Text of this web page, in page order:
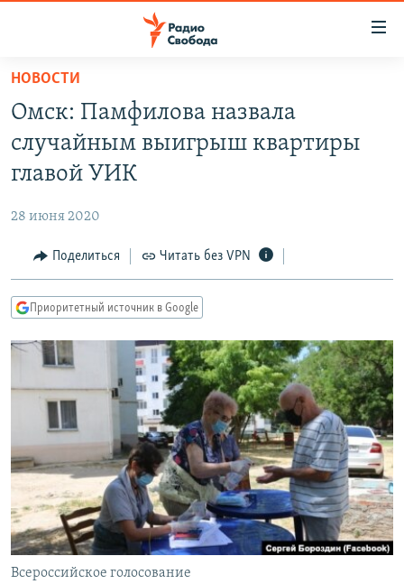
упрощенного
доступа
основному
Вернутся
Вернутся
поиску
АВТОРСКИЕ ПРОЕКТЫ
МНЕНИЯ
КУЛЬТУРА
КАВКАЗ.РЕАЛИИ
СЕВЕР.РЕАЛИИ
СИБИРЬ.РЕАЛИИ
РАСПИСАНИЕ ВЕЩАНИЯ
ПОДПИШИТЕСЬ НА РАССЫЛКУ
СОЦИАЛЬНЫЕ СЕТИ
НОВОСТИ
Омск: Памфилова назвала
случайным выигрыш квартиры
главой УИК
28 июня 2020
Поделиться Читать без VPN
Приоритетный источник в Google
Всероссийское голосование